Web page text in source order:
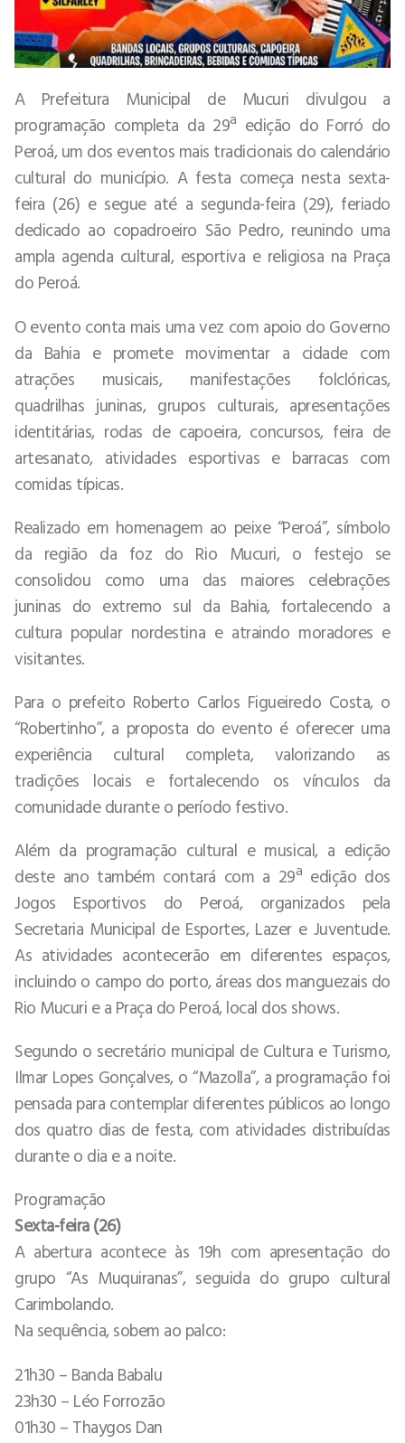
A Prefeitura Municipal de Mucuri divulgou a
programação completa da 29ª edição do Forró do
Peroá, um dos eventos mais tradicionais do calendário
cultural do município. A festa começa nesta sexta-
feira (26) e segue até a segunda-feira (29), feriado
dedicado ao copadroeiro São Pedro, reunindo uma
ampla agenda cultural, esportiva e religiosa na Praça
do Peroá.
O evento conta mais uma vez com apoio do Governo
da Bahia e promete movimentar a cidade com
atrações musicais, manifestações folclóricas,
quadrilhas juninas, grupos culturais, apresentações
identitárias, rodas de capoeira, concursos, feira de
artesanato, atividades esportivas e barracas com
comidas típicas.
Realizado em homenagem ao peixe “Peroá”, símbolo
da região da foz do Rio Mucuri, o festejo se
consolidou como uma das maiores celebrações
juninas do extremo sul da Bahia, fortalecendo a
cultura popular nordestina e atraindo moradores e
visitantes.
Para o prefeito Roberto Carlos Figueiredo Costa, o
“Robertinho”, a proposta do evento é oferecer uma
experiência cultural completa, valorizando as
tradições locais e fortalecendo os vínculos da
comunidade durante o período festivo.
Além da programação cultural e musical, a edição
deste ano também contará com a 29ª edição dos
Jogos Esportivos do Peroá, organizados pela
Secretaria Municipal de Esportes, Lazer e Juventude.
As atividades acontecerão em diferentes espaços,
incluindo o campo do porto, áreas dos manguezais do
Rio Mucuri e a Praça do Peroá, local dos shows.
Segundo o secretário municipal de Cultura e Turismo,
Ilmar Lopes Gonçalves, o “Mazolla”, a programação foi
pensada para contemplar diferentes públicos ao longo
dos quatro dias de festa, com atividades distribuídas
durante o dia e a noite.
Programação
Sexta-feira (26)
A abertura acontece às 19h com apresentação do
grupo “As Muquiranas”, seguida do grupo cultural
Carimbolando.
Na sequência, sobem ao palco:
21h30 – Banda Babalu
23h30 – Léo Forrozão
01h30 – Thaygos Dan